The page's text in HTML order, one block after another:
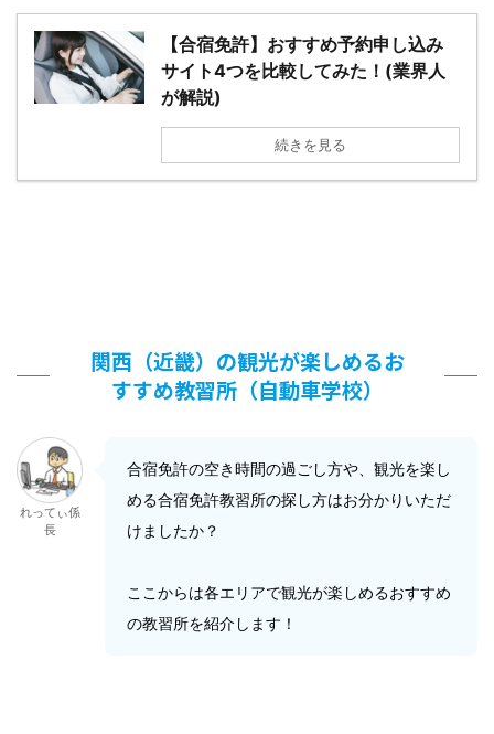
【合宿免許】おすすめ予約申し込み
サイト4つを比較してみた！(業界人
が解説)
続きを見る
関西（近畿）の観光が楽しめるお
すすめ教習所（自動車学校）
れってぃ係
長
合宿免許の空き時間の過ごし方や、観光を楽し
める合宿免許教習所の探し方はお分かりいただ
けましたか？
ここからは各エリアで観光が楽しめるおすすめ
の教習所を紹介します！